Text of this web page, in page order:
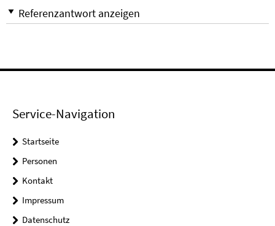
Referenzantwort anzeigen
Service-Navigation
Startseite
Personen
Kontakt
Impressum
Datenschutz